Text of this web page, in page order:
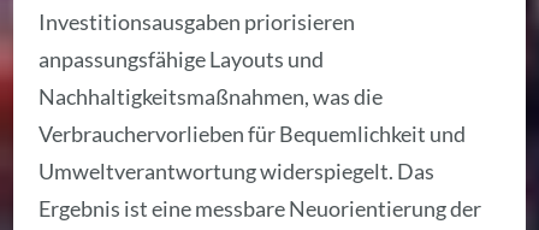
Investitionsausgaben priorisieren
anpassungsfähige Layouts und
Nachhaltigkeitsmaßnahmen, was die
Verbrauchervorlieben für Bequemlichkeit und
Umweltverantwortung widerspiegelt. Das
Ergebnis ist eine messbare Neuorientierung der